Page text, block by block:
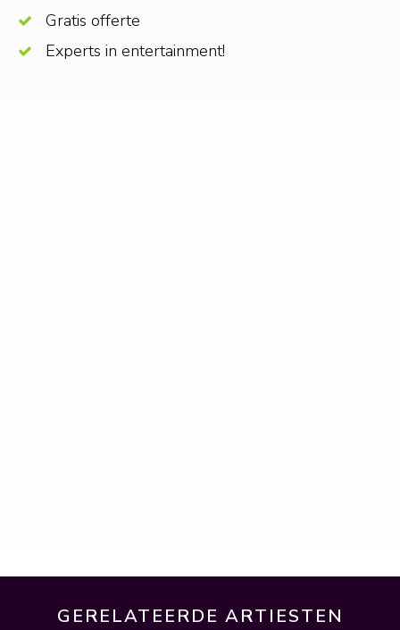
Gratis offerte
Experts in entertainment!
GERELATEERDE ARTIESTEN